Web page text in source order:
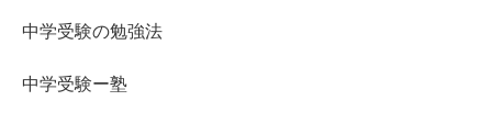
中学受験の勉強法
中学受験ー塾